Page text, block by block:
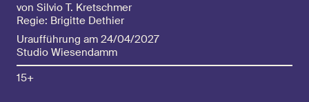
von Silvio T. Kretschmer
Regie: Brigitte Dethier
Uraufführung am 24/04/2027
Studio Wiesendamm
15+